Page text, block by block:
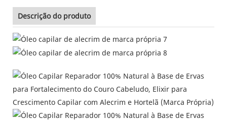
Descrição do produto